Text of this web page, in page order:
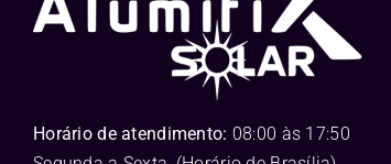
Horário de atendimento: 08:00 às 17:50